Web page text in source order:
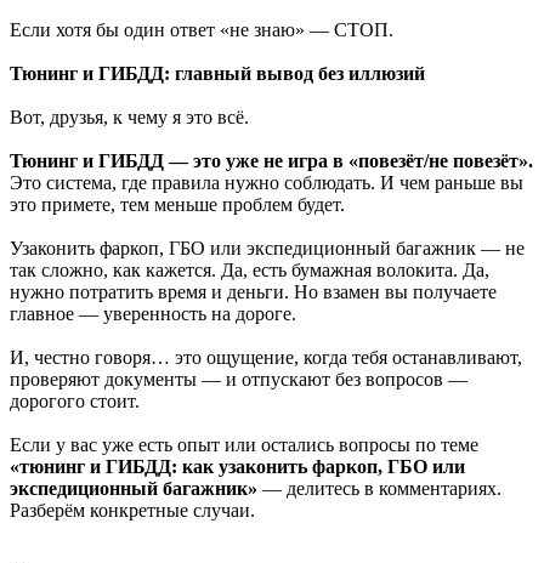
Если хотя бы один ответ «не знаю» — СТОП.
Тюнинг и ГИБДД: главный вывод без иллюзий
Вот, друзья, к чему я это всё.
Тюнинг и ГИБДД — это уже не игра в «повезёт/не повезёт».
Это система, где правила нужно соблюдать. И чем раньше вы
это примете, тем меньше проблем будет.
Узаконить фаркоп, ГБО или экспедиционный багажник — не
так сложно, как кажется. Да, есть бумажная волокита. Да,
нужно потратить время и деньги. Но взамен вы получаете
главное — уверенность на дороге.
И, честно говоря… это ощущение, когда тебя останавливают,
проверяют документы — и отпускают без вопросов —
дорогого стоит.
Если у вас уже есть опыт или остались вопросы по теме
«тюнинг и ГИБДД: как узаконить фаркоп, ГБО или
экспедиционный багажник» — делитесь в комментариях.
Разберём конкретные случаи.